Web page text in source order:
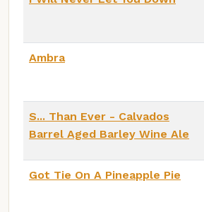
Ambra
S... Than Ever - Calvados
Barrel Aged Barley Wine Ale
Got Tie On A Pineapple Pie